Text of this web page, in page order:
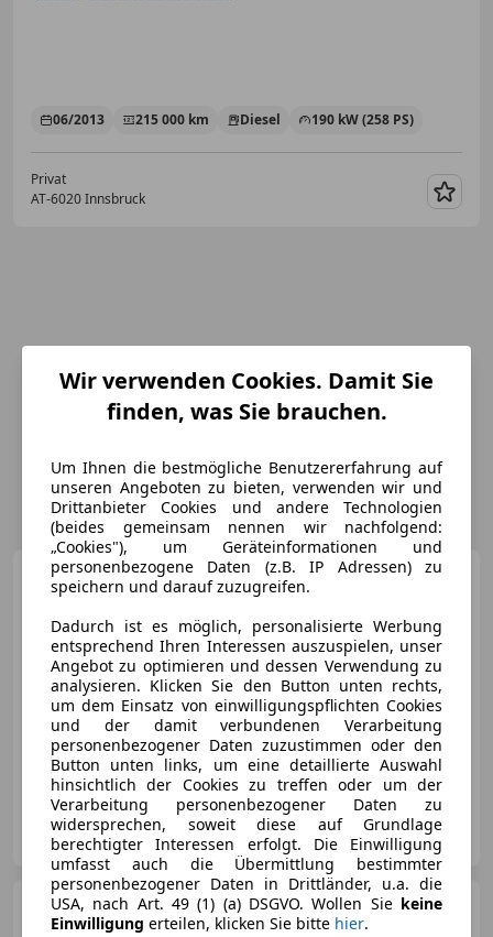
06/2013 215 000 km Diesel 190 kW (258 PS)
Privat
AT-6020 Innsbruck
Mercedes-Benz 350
€ 7 800
04/2009 281 000 km Benzin -/-
Privat
AT-4020 Linz
Mercedes-Benz 350 GLB
4MATIC mit EQ Technologie
Wir verwenden Cookies. Damit Sie
finden, was Sie brauchen.
Um Ihnen die bestmögliche Benutzererfahrung auf
unseren Angeboten zu bieten, verwenden wir und
Drittanbieter Cookies und andere Technologien
(beides gemeinsam nennen wir nachfolgend:
„Cookies"), um Geräteinformationen und
personenbezogene Daten (z.B. IP Adressen) zu
speichern und darauf zuzugreifen.
Dadurch ist es möglich, personalisierte Werbung
entsprechend Ihren Interessen auszuspielen, unser
Angebot zu optimieren und dessen Verwendung zu
analysieren. Klicken Sie den Button unten rechts,
um dem Einsatz von einwilligungspflichten Cookies
und der damit verbundenen Verarbeitung
personenbezogener Daten zuzustimmen oder den
Button unten links, um eine detaillierte Auswahl
hinsichtlich der Cookies zu treffen oder um der
Verarbeitung personenbezogener Daten zu
widersprechen, soweit diese auf Grundlage
berechtigter Interessen erfolgt. Die Einwilligung
umfasst auch die Übermittlung bestimmter
personenbezogener Daten in Drittländer, u.a. die
USA, nach Art. 49 (1) (a) DSGVO. Wollen Sie keine
Einwilligung erteilen, klicken Sie bitte hier.